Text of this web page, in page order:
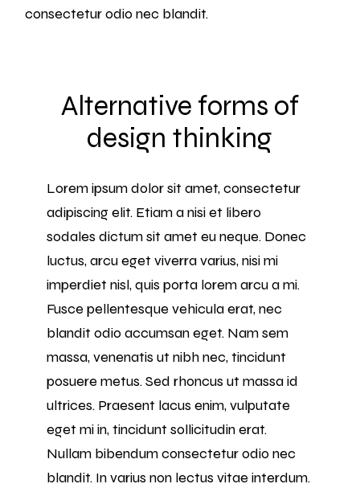
consectetur odio nec blandit.
Alternative forms of
design thinking
Lorem ipsum dolor sit amet, consectetur
adipiscing elit. Etiam a nisi et libero
sodales dictum sit amet eu neque. Donec
luctus, arcu eget viverra varius, nisi mi
imperdiet nisl, quis porta lorem arcu a mi.
Fusce pellentesque vehicula erat, nec
blandit odio accumsan eget. Nam sem
massa, venenatis ut nibh nec, tincidunt
posuere metus. Sed rhoncus ut massa id
ultrices. Praesent lacus enim, vulputate
eget mi in, tincidunt sollicitudin erat.
Nullam bibendum consectetur odio nec
blandit. In varius non lectus vitae interdum.